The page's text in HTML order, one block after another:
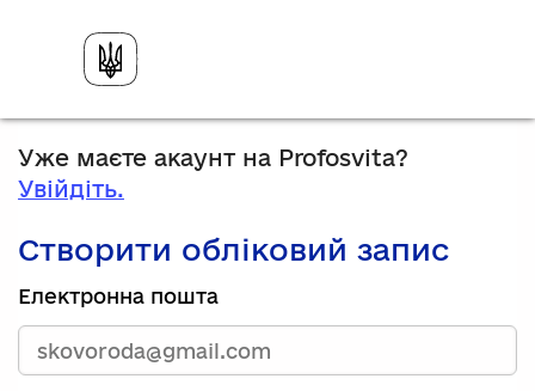
Уже маєте акаунт на Profosvita?
Увійдіть.
Створити обліковий запис
Електронна пошта